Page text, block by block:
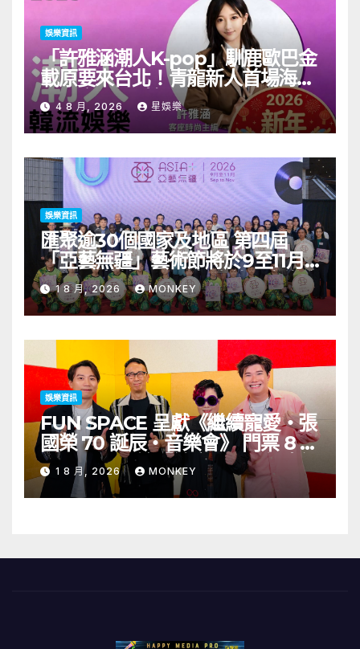
娛樂資訊
「許雅涵潮人K-pop」馴鹿歐巴金
載原要來台北！青龍新人首場海外
見面會8/9開搶
4 8 月, 2026 星娛樂
娛樂資訊
匯聚逾30個國家及地區 第四屆
「亞藝無疆」藝術節將於9至11月
舉行 開幕節目《三角演義》音樂會
演出陣容包括王雙駿夥拍恭碩良 聯
同來自蒙古的Uuhai、韓國的
KARDI和泰國的KIKI震懾舞台
1 8 月, 2026 MONKEY
娛樂資訊
FUN SPACE 呈獻《繼續寵愛・張
國榮 70 誕辰・音樂會》 門票 8 月
1 日至 10 日於「健康．旦」優先訂
購
1 8 月, 2026 MONKEY